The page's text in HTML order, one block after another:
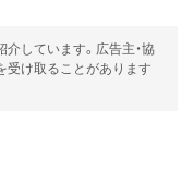
しています。広告主・協
受け取ることがあります